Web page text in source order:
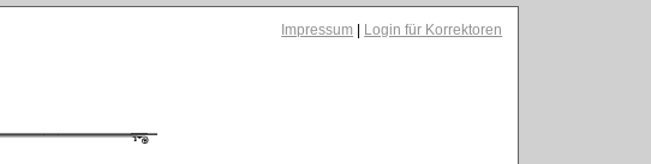
Impressum Login für Korrektoren